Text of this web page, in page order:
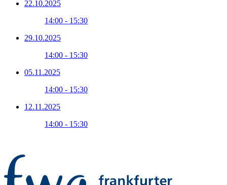
22.10.2025
14:00 - 15:30
29.10.2025
14:00 - 15:30
05.11.2025
14:00 - 15:30
12.11.2025
14:00 - 15:30